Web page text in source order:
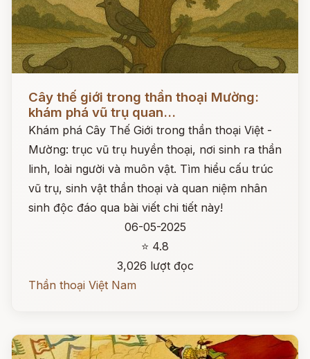
Cây thế giới trong thần thoại Mường:
khám phá vũ trụ quan...
Khám phá Cây Thế Giới trong thần thoại Việt -
Mường: trục vũ trụ huyền thoại, nơi sinh ra thần
linh, loài người và muôn vật. Tìm hiểu cấu trúc
vũ trụ, sinh vật thần thoại và quan niệm nhân
sinh độc đáo qua bài viết chi tiết này!
06-05-2025
⭐ 4.8
3,026 lượt đọc
Thần thoại Việt Nam